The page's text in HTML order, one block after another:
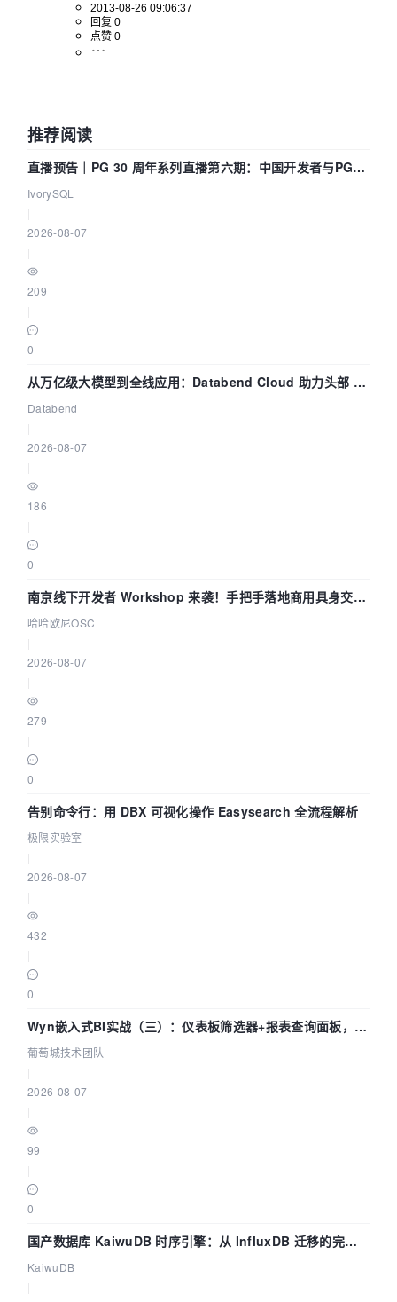
2013-08-26 09:06:37
回复 0
点赞 0
推荐阅读
直播预告｜PG 30 周年系列直播第六期：中国开发者与PG内
核——我们改得动吗？我们贡献了什么？
IvorySQL
2026-08-07
209
0
从万亿级大模型到全线应用：Databend Cloud 助力头部 AI
企业构建全链路 Trace 数据管道
Databend
2026-08-07
186
0
南京线下开发者 Workshop 来袭！手把手落地商用具身交互
智能 Agent 应用
哈哈欧尼OSC
2026-08-07
279
0
告别命令行：用 DBX 可视化操作 Easysearch 全流程解析
极限实验室
2026-08-07
432
0
Wyn嵌入式BI实战（三）：仪表板筛选器+报表查询面板，参
数联动全闭环
葡萄城技术团队
2026-08-07
99
0
国产数据库 KaiwuDB 时序引擎：从 InfluxDB 迁移的完整
技术路径
KaiwuDB